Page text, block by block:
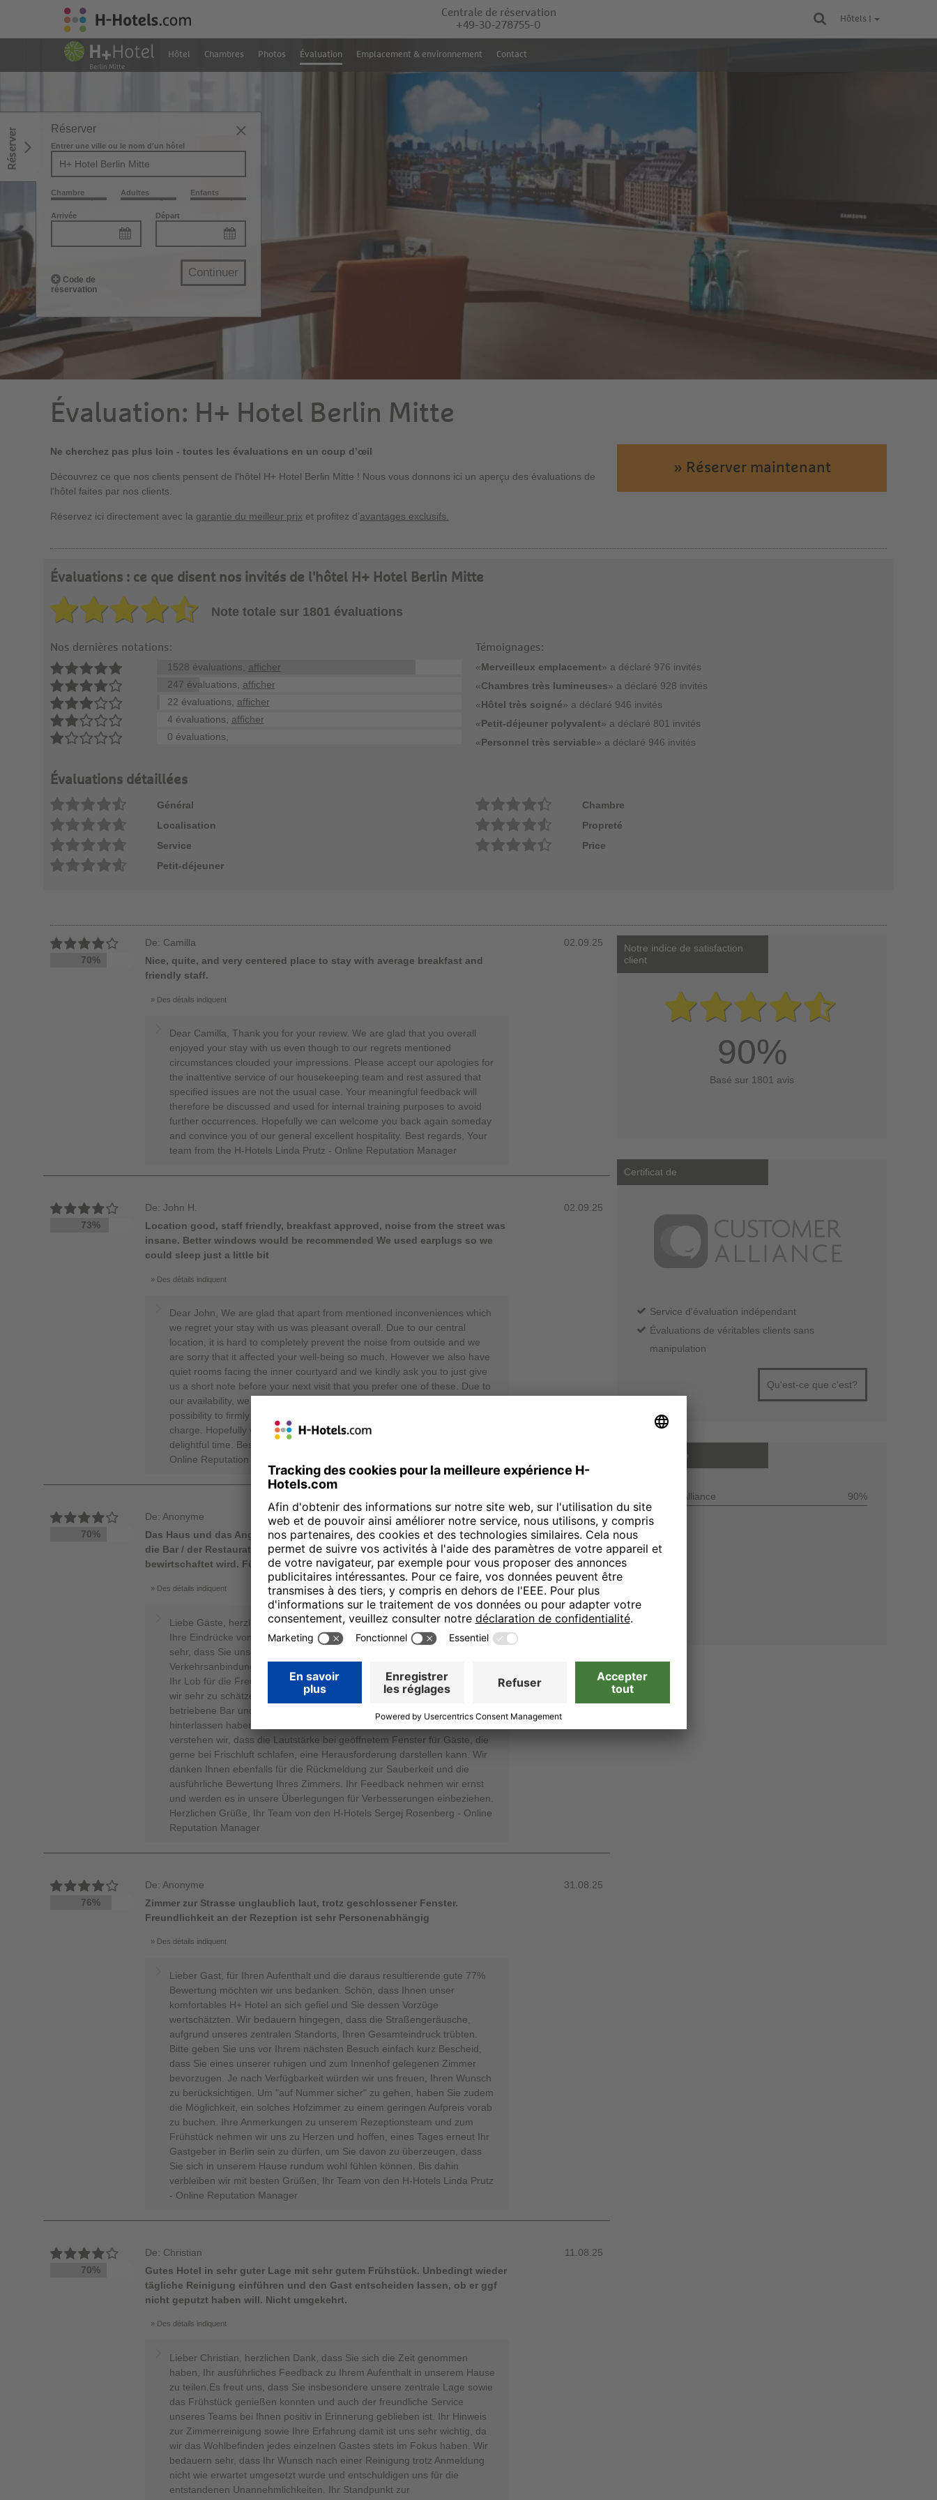
Centrale de réservation
+49-30-278755-0
Hôtels |
Hôtel Chambres Photos Évaluation Emplacement & environnement Contact
Réserver Réserver
Entrer une ville ou le nom d'un hôtel
Chambre Adultes Enfants
Arrivée Départ
Code de
réservation
Continuer
Évaluation: H+ Hotel Berlin Mitte
Ne cherchez pas plus loin - toutes les évaluations en un coup d’œil
Découvrez ce que nos clients pensent de l'hôtel H+ Hotel Berlin Mitte ! Nous vous donnons ici un aperçu des évaluations de
l'hôtel faites par nos clients.
Réservez ici directement avec la garantie du meilleur prix et profitez d’avantages exclusifs.
» Réserver maintenant
Évaluations : ce que disent nos invités de l'hôtel H+ Hotel Berlin Mitte
Note totale sur 1801 évaluations
Nos dernières notations:
1528 évaluations, afficher
247 évaluations, afficher
22 évaluations, afficher
4 évaluations, afficher
0 évaluations,
Témoignages:
«Merveilleux emplacement» a déclaré 976 invités
«Chambres très lumineuses» a déclaré 928 invités
«Hôtel très soigné» a déclaré 946 invités
«Petit-déjeuner polyvalent» a déclaré 801 invités
«Personnel très serviable» a déclaré 946 invités
Évaluations détaillées
Général
Chambre
Localisation
Propreté
Service
Price
Petit-déjeuner
70%
De: Camilla
Nice, quite, and very centered place to stay with average breakfast and
friendly staff.
Des détails indiquent
Dear Camilla, Thank you for your review. We are glad that you overall
enjoyed your stay with us even though to our regrets mentioned
circumstances clouded your impressions. Please accept our apologies for
the inattentive service of our housekeeping team and rest assured that
specified issues are not the usual case. Your meaningful feedback will
therefore be discussed and used for internal training purposes to avoid
further occurrences. Hopefully we can welcome you back again someday
and convince you of our general excellent hospitality. Best regards, Your
team from the H-Hotels Linda Prutz - Online Reputation Manager
02.09.25
73%
De: John H.
Location good, staff friendly, breakfast approved, noise from the street was
insane. Better windows would be recommended We used earplugs so we
could sleep just a little bit
Des détails indiquent
Dear John, We are glad that apart from mentioned inconveniences which
we regret your stay with us was pleasant overall. Due to our central
location, it is hard to completely prevent the noise from outside and we
are sorry that it affected your well-being so much. However we also have
quiet rooms facing the inner courtyard and we kindly ask you to just give
us a short note before your next visit that you prefer one of these. Due to
our availability, we will be pleased to fulfill your request. You also have the
possibility to firmly book a quiet room in advance for a small additional
charge. Hopefully we can welcome you back again someday for a more
delightful time. Best regards, Your team from the H-Hotels Linda Prutz -
Online Reputation Manager
02.09.25
70%
De: Anonyme
Das Haus und das Angebot sind den Preis wert. Äußerst schade ist, dass
die Bar / der Restaurationsbetrieb offensichtlich nicht oder nicht mehr
bewirtschaftet wird. Für uns ein ziemlich negativer Punkt!
Des détails indiquent
Liebe Gäste, herzlichen Dank, dass Sie sich die Zeit genommen haben,
Ihre Eindrücke von Ihrem Aufenthalt bei uns zu schildern. Es freut uns
sehr, dass Sie unser Preis-Leistungs-Verhältnis sowie die günstige
Verkehrsanbindung und die Tiefgarage als Pluspunkte hervorheben. Auch
Ihr Lob für die Freundlichkeit und Hilfsbereitschaft unseres Teams wissen
wir sehr zu schätzen. Gleichzeitig bedauern wir, dass die derzeit nicht
betriebene Bar und Restaurantbereiche für Sie einen negativen Eindruck
hinterlassen haben. Ihr Hinweis hierzu ist für uns wertvoll. Ebenso
verstehen wir, dass die Lautstärke bei geöffnetem Fenster für Gäste, die
gerne bei Frischluft schlafen, eine Herausforderung darstellen kann. Wir
danken Ihnen ebenfalls für die Rückmeldung zur Sauberkeit und die
ausführliche Bewertung Ihres Zimmers. Ihr Feedback nehmen wir ernst
und werden es in unsere Überlegungen für Verbesserungen einbeziehen.
Herzlichen Grüße, Ihr Team von den H-Hotels Sergej Rosenberg - Online
Reputation Manager
01.09.25
76%
De: Anonyme
Zimmer zur Strasse unglaublich laut, trotz geschlossener Fenster.
Freundlichkeit an der Rezeption ist sehr Personenabhängig
Des détails indiquent
Lieber Gast, für Ihren Aufenthalt und die daraus resultierende gute 77%
Bewertung möchten wir uns bedanken. Schön, dass Ihnen unser
komfortables H+ Hotel an sich gefiel und Sie dessen Vorzüge
wertschätzten. Wir bedauern hingegen, dass die Straßengeräusche,
aufgrund unseres zentralen Standorts, Ihren Gesamteindruck trübten.
Bitte geben Sie uns vor Ihrem nächsten Besuch einfach kurz Bescheid,
dass Sie eines unserer ruhigen und zum Innenhof gelegenen Zimmer
bevorzugen. Je nach Verfügbarkeit würden wir uns freuen, Ihren Wunsch
zu berücksichtigen. Um "auf Nummer sicher" zu gehen, haben Sie zudem
die Möglichkeit, ein solches Hofzimmer zu einem geringen Aufpreis vorab
zu buchen. Ihre Anmerkungen zu unserem Rezeptionsteam und zum
Frühstück nehmen wir uns zu Herzen und hoffen, eines Tages erneut Ihr
Gastgeber in Berlin sein zu dürfen, um Sie davon zu überzeugen, dass
Sie sich in unserem Hause rundum wohl fühlen können. Bis dahin
verbleiben wir mit besten Grüßen, Ihr Team von den H-Hotels Linda Prutz
- Online Reputation Manager
31.08.25
70%
De: Christian
Gutes Hotel in sehr guter Lage mit sehr gutem Frühstück. Unbedingt wieder
tägliche Reinigung einführen und den Gast entscheiden lassen, ob er ggf
nicht geputzt haben will. Nicht umgekehrt.
Des détails indiquent
Lieber Christian, herzlichen Dank, dass Sie sich die Zeit genommen
haben, Ihr ausführliches Feedback zu Ihrem Aufenthalt in unserem Hause
zu teilen.Es freut uns, dass Sie insbesondere unsere zentrale Lage sowie
das Frühstück genießen konnten und auch der freundliche Service
unseres Teams bei Ihnen positiv in Erinnerung geblieben ist. Ihr Hinweis
zur Zimmerreinigung sowie Ihre Erfahrung damit ist uns sehr wichtig, da
wir das Wohlbefinden jedes einzelnen Gastes stets im Fokus haben. Wir
bedauern sehr, dass Ihr Wunsch nach einer Reinigung trotz Anmeldung
nicht wie erwartet umgesetzt wurde und entschuldigen uns für die
entstandenen Unannehmlichkeiten. Ihr Standpunkt zur
11.08.25
Notre indice de satisfaction
client
90%
Basé sur 1801 avis
Certificat de
Service d'évaluation indépendant
Évaluations de véritables clients sans
manipulation
Qu'est-ce que c'est?
Note moyenne
Customer Alliance 90%